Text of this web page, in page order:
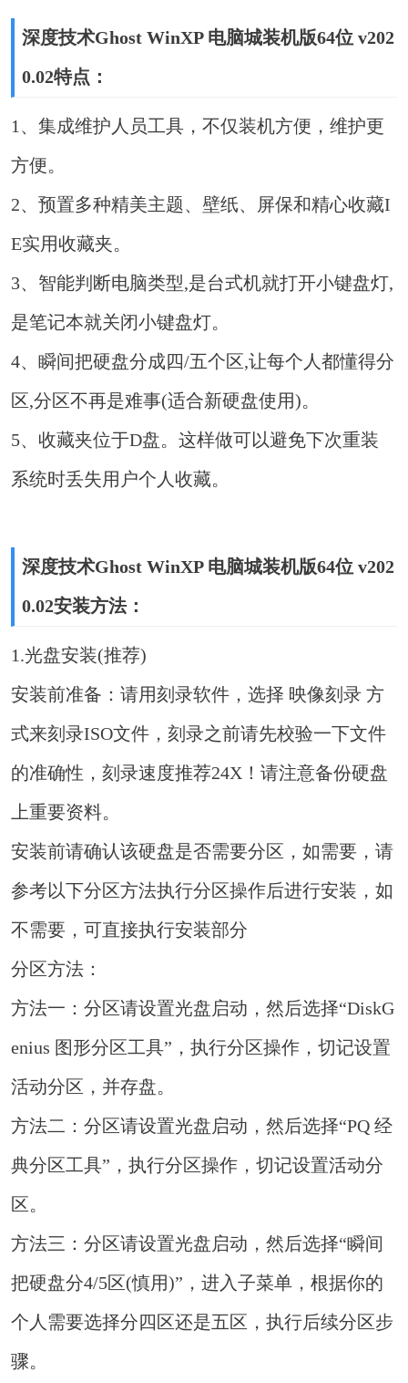
深度技术Ghost WinXP 电脑城装机版64位 v202
0.02特点：
1、集成维护人员工具，不仅装机方便，维护更
方便。
2、预置多种精美主题、壁纸、屏保和精心收藏I
E实用收藏夹。
3、智能判断电脑类型,是台式机就打开小键盘灯,
是笔记本就关闭小键盘灯。
4、瞬间把硬盘分成四/五个区,让每个人都懂得分
区,分区不再是难事(适合新硬盘使用)。
5、收藏夹位于D盘。这样做可以避免下次重装
系统时丢失用户个人收藏。
深度技术Ghost WinXP 电脑城装机版64位 v202
0.02安装方法：
1.光盘安装(推荐)
安装前准备：请用刻录软件，选择 映像刻录 方
式来刻录ISO文件，刻录之前请先校验一下文件
的准确性，刻录速度推荐24X！请注意备份硬盘
上重要资料。
安装前请确认该硬盘是否需要分区，如需要，请
参考以下分区方法执行分区操作后进行安装，如
不需要，可直接执行安装部分
分区方法：
方法一：分区请设置光盘启动，然后选择“DiskG
enius 图形分区工具”，执行分区操作，切记设置
活动分区，并存盘。
方法二：分区请设置光盘启动，然后选择“PQ 经
典分区工具”，执行分区操作，切记设置活动分
区。
方法三：分区请设置光盘启动，然后选择“瞬间
把硬盘分4/5区(慎用)”，进入子菜单，根据你的
个人需要选择分四区还是五区，执行后续分区步
骤。